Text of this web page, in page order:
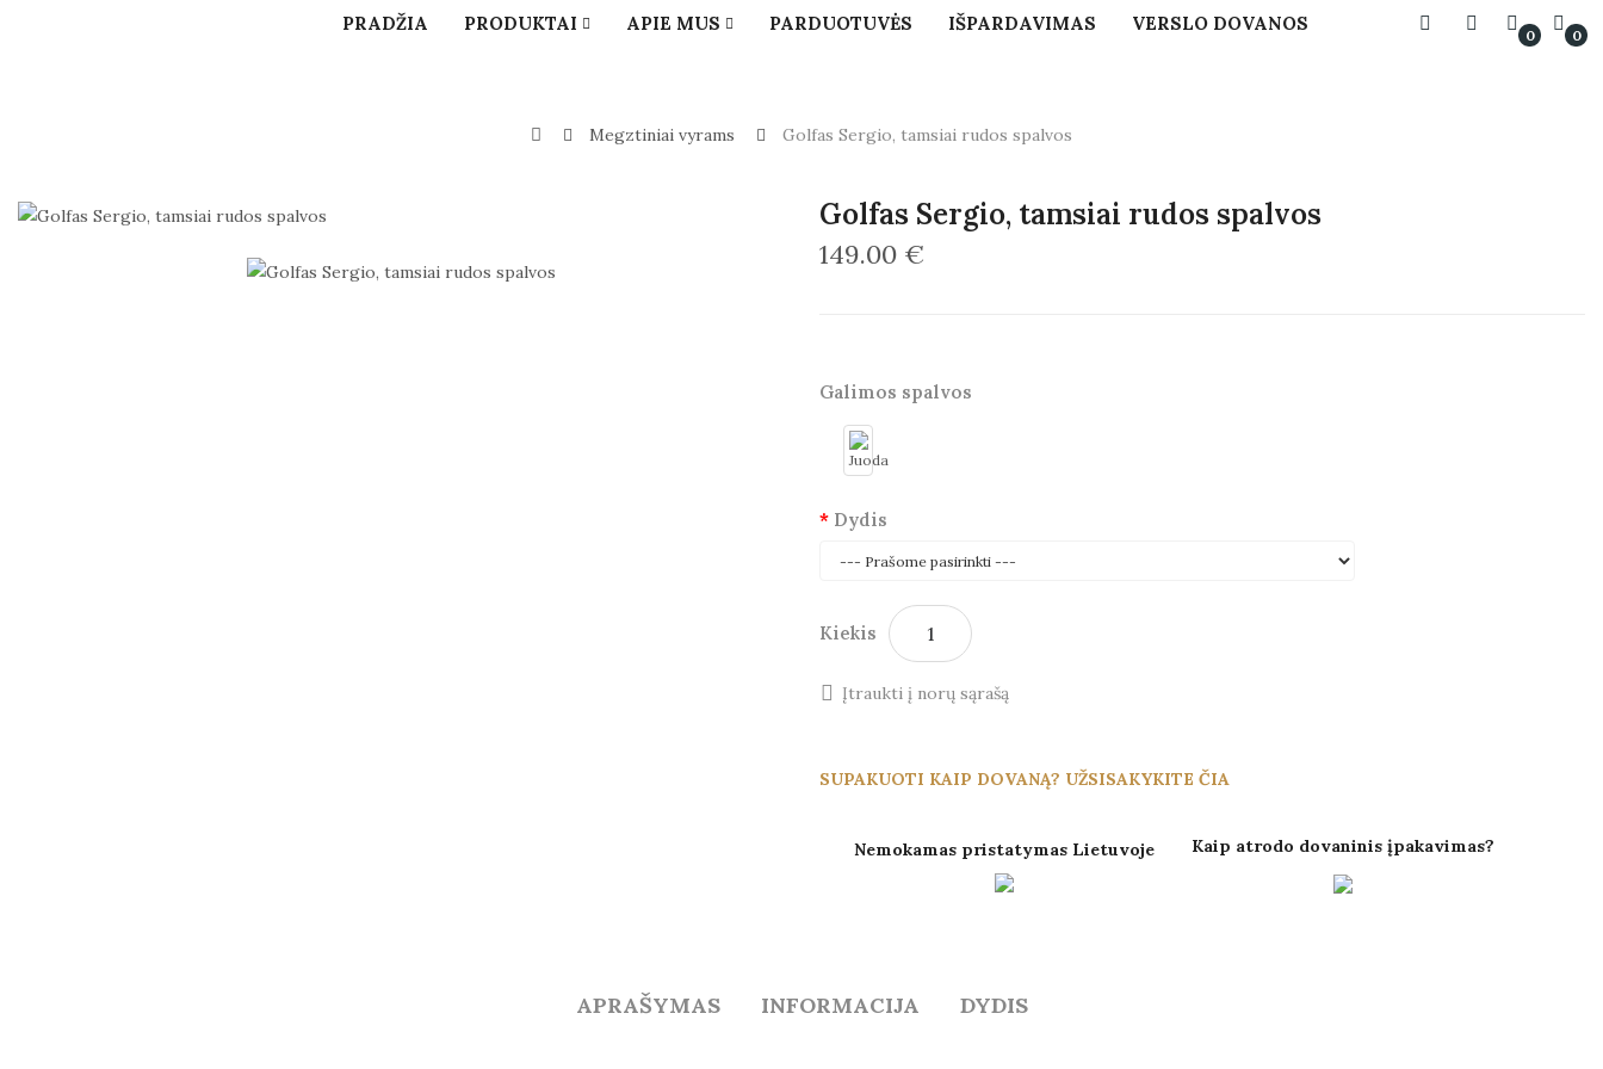
PRADŽIA PRODUKTAI APIE MUS PARDUOTUVĖS IŠPARDAVIMAS VERSLO DOVANOS
0 0
Megztiniai vyrams Golfas Sergio, tamsiai rudos spalvos
Golfas Sergio, tamsiai rudos spalvos
149.00 €
Galimos spalvos
Dydis
Kiekis
Įtraukti į norų sąrašą
SUPAKUOTI KAIP DOVANĄ? UŽSISAKYKITE ČIA
Nemokamas pristatymas Lietuvoje Kaip atrodo dovaninis įpakavimas?
APRAŠYMAS INFORMACIJA DYDIS